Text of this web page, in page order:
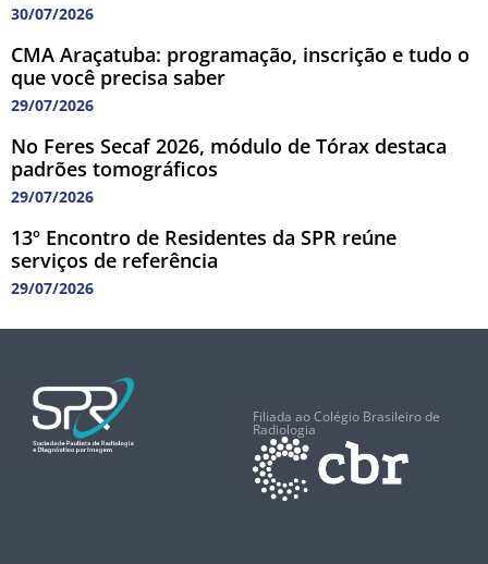
30/07/2026
CMA Araçatuba: programação, inscrição e tudo o
que você precisa saber
29/07/2026
No Feres Secaf 2026, módulo de Tórax destaca
padrões tomográficos
29/07/2026
13º Encontro de Residentes da SPR reúne
serviços de referência
29/07/2026
Filiada ao Colégio Brasileiro de
Radiologia